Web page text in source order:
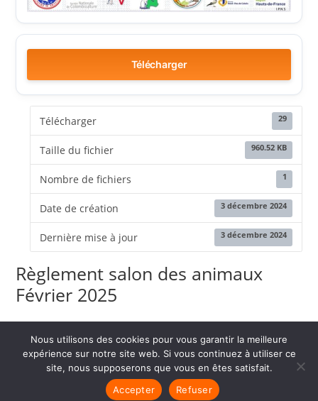
Télécharger
Télécharger 29
Taille du fichier 960.52 KB
Nombre de fichiers 1
Date de création 3 décembre 2024
Dernière mise à jour 3 décembre 2024
Règlement salon des animaux
Février 2025
©2026 SOCIETE DES PETITS ELEVEURS DU DOUAISIS |
légales
Nous utilisons des cookies pour vous garantir la meilleure
expérience sur notre site web. Si vous continuez à utiliser ce
site, nous supposerons que vous en êtes satisfait.
Accepter
Refuser